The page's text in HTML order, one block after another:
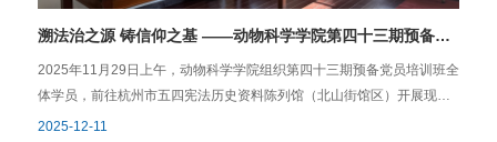
新，服务中国核心牧场，构建具有中国特色的遗传改良体系。在产业分
析之后，David Casey博士和沈婷博士分别介绍了基因编辑技术在防治
生猪蓝耳病方面的技术原理与应用以及数字化驱动的现代智慧养殖技
术。Casey博士阐释了通过CRISPR技术精准敲除病毒受体结合位点，
溯法治之源 铸信仰之基 ——动物科学学院第四十三期预备党员培训班赴五四宪法历史资料陈列馆开展现场教学
2025年11月29日上午，动物科学学院组织第四十三期预备党员培训班全
体学员，前往杭州市五四宪法历史资料陈列馆（北山街馆区）开展现场
实践教学活动。此次活动旨在通过追溯新中国第一部宪法的诞生历程，
2025-12-11